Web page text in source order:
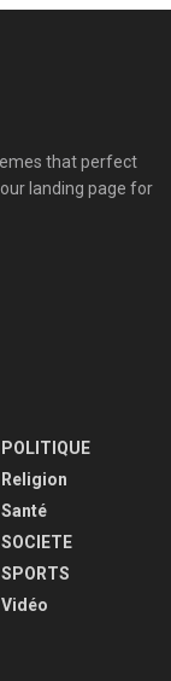
that perfect
landing page for
POLITIQUE
Religion
Santé
SOCIETE
SPORTS
Vidéo